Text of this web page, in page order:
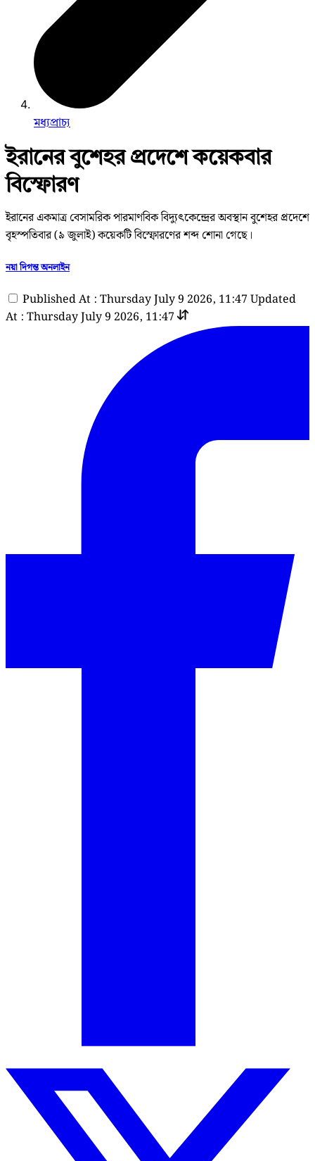
মধ্যপ্রাচ্য
ইরানের বুশেহর প্রদেশে কয়েকবার
বিস্ফোরণ
ইরানের একমাত্র বেসামরিক পারমাণবিক বিদ্যুৎকেন্দ্রের অবস্থান বুশেহর প্রদেশে
বৃহস্পতিবার (৯ জুলাই) কয়েকটি বিস্ফোরণের শব্দ শোনা গেছে।
নয়া দিগন্ত অনলাইন
Published At : Thursday July 9 2026, 11:47 Updated
At : Thursday July 9 2026, 11:47